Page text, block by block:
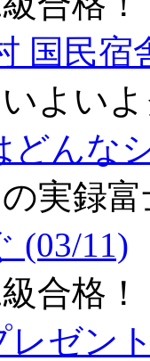
国民宿
よい
どんな
実録
(03/11)
合格！
ゼン